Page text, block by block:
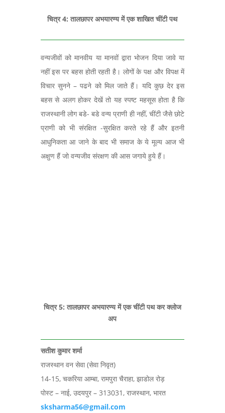
चित्र 4: तालछापर अभयारण्य में एक शाखित चींटी पथ
वन्यजीवों को मानवीय या मानवों द्वारा भोजन दिया जावे या
नहीं इस पर बहस होती रहती है। लोगों के पक्ष और विपक्ष में
विचार सुनने – पढने को मिल जाते हैं। यदि कुछ देर इस
बहस से अलग होकर देखें तो यह स्पष्ट महसूस होता है कि
राजस्थानी लोग बडे- बडे वन्य प्राणी ही नहीं, चींटी जैसे छोटे
प्राणी को भी संरक्षित -सुरक्षित करते रहे हैं और इतनी
आधुनिकता आ जाने के बाद भी समाज के ये मूल्य आज भी
अक्षुण हैं जो वन्यजीव संरक्षण की आस जगाये हुये हैं।
चित्र 5: तालछापर अभयारण्य में एक चींटी पथ कर क्लोज
अप
सतीश कुमार शर्मा
राजस्थान वन सेवा (सेवा निवृत)
14-15, चकरिया आम्बा, रामपुरा चैराहा, झाडोल रोड़
पोस्ट – नाई, उदयपुर – 313031, राजस्थान, भारत
sksharma56@gmail.com